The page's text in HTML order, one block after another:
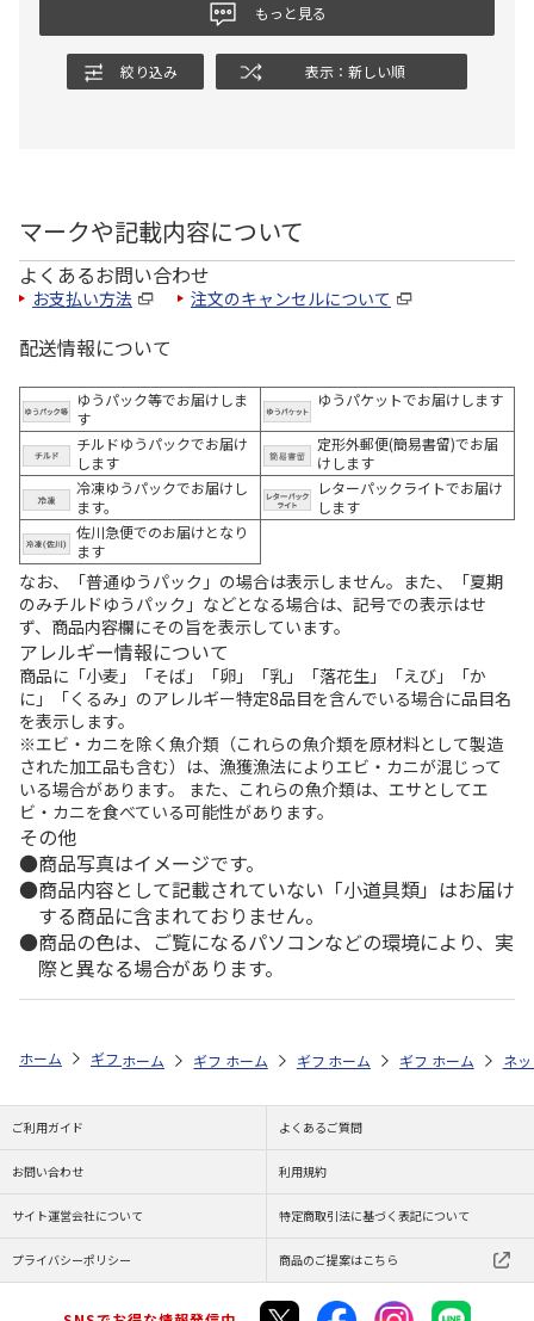
もっと見る
絞り込み 表示：新しい順
マークや記載内容について
よくあるお問い合わせ
お支払い方法 注文のキャンセルについて
配送情報について
ゆうパック等でお届けしま
す
ゆうパケットでお届けします
チルドゆうパックでお届け
します
定形外郵便(簡易書留)でお届
けします
冷凍ゆうパックでお届けし
ます。
レターパックライトでお届け
します
佐川急便でのお届けとなり
ます
なお、「普通ゆうパック」の場合は表示しません。また、「夏期
のみチルドゆうパック」などとなる場合は、記号での表示はせ
ず、商品内容欄にその旨を表示しています。
アレルギー情報について
商品に「小麦」「そば」「卵」「乳」「落花生」「えび」「か
に」「くるみ」のアレルギー特定8品目を含んでいる場合に品目名
を表示します。
※エビ・カニを除く魚介類（これらの魚介類を原材料として製造
された加工品も含む）は、漁獲漁法によりエビ・カニが混じって
いる場合があります。 また、これらの魚介類は、エサとしてエ
ビ・カニを食べている可能性があります。
その他
商品写真はイメージです。
商品内容として記載されていない「小道具類」はお届け
する商品に含まれておりません。
商品の色は、ご覧になるパソコンなどの環境により、実
際と異なる場合があります。
ホーム ギフトストア お中元・夏ギフト特集 2026 お菓子・スイーツ
ホーム ギフトストア お中元・夏ギフト特集 2026
ホーム ギフトストア お中元・夏ギフト
ホーム ギフトストア お
ホーム ネ
ご利用ガイド よくあるご質問
お問い合わせ 利用規約
サイト運営会社について 特定商取引法に基づく表記について
プライバシーポリシー 商品のご提案はこちら